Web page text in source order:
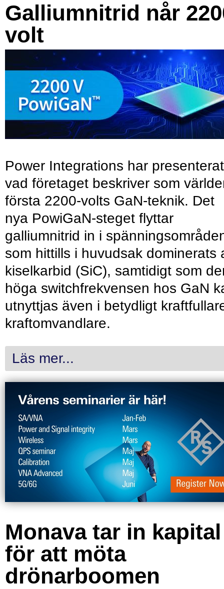
Galliumnitrid når
volt
Power Integrations har presenterat
vad företaget beskriver som
första 2200-volts GaN-teknik. Det
nya PowiGaN-steget flyttar
galliumnitrid in i
som hittills i huvudsak dominerats
kiselkarbid (SiC), samtidigt som
höga switchfrekvensen hos GaN
utnyttjas även i betydligt
kraftomvandlare.
Läs mer...
Monava tar in kapital
för att möta
drönarboomen